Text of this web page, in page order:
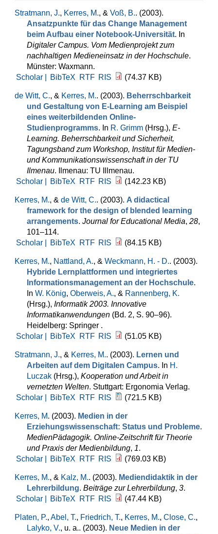
Stratmann, J., Kerres, M., & Voß, B.. (2003).
Ansatzpunkte für das Change Management
beim Aufbau einer Notebook-Universität. In
Digitaler Campus. Vom Medienprojekt zum
nachhaltigen Medieneinsatz in der Hochschule.
Münster: Waxmann.
Scholar |
BibTeX RTF RIS (74.37 KB)
de Witt, C., & Kerres, M.. (2003). Beherrschbarkeit
und Gestaltung von E-Learning am Beispiel
eines weiterbildenden Online-
Studienprogramms. In R. Grimm (Hrsg.), E-
Learning. Beherrschbarkeit und Sicherheit,
Tagungsband zum Workshop, Institut für Medien-
und Kommunikationswissenschaft in der TU
Ilmenau. Ilmenau: TU Illmenau.
Scholar |
BibTeX RTF RIS (142.23 KB)
Kerres, M., & de Witt, C.. (2003). A didactical
framework for the design of blended learning
arrangements. Journal for Educational Media, 28,
101–114.
Scholar |
BibTeX RTF RIS (84.15 KB)
Kerres, M., Nattland, A., & Weckmann, H. - D.. (2003).
Hybride Lernplattformen und integriertes
Informationsmanagement an der Hochschule.
In W. König, Oberweis, A., & Rannenberg, K.
(Hrsg.), Informatik 2003. Innovative
Informatikanwendungen (Bd. 2, S. 90–96).
Heidelberg: Springer .
Scholar |
BibTeX RTF RIS (51.05 KB)
Stratmann, J., & Kerres, M.. (2003). Lernen und
Arbeiten auf dem Digitalen Campus. In H.
Luczak (Hrsg.), Kooperation und Arbeit in
vernetzten Welten. Stuttgart: Ergonomia Verlag.
Scholar |
BibTeX RTF RIS (721.5 KB)
Kerres, M. (2003). Medien in der
Erziehungswissenschaft: Status und Probleme.
MedienPädagogik. Online-Zeitschrift für Theorie
und Praxis der Medienbildung, 1.
Scholar |
BibTeX RTF RIS (769.03 KB)
Kerres, M., & Kalz, M.. (2003). Mediendidaktik in der
Lehrerbildung. Beiträge zur Lehrerbildung, 3.
Scholar |
BibTeX RTF RIS (47.44 KB)
Platen, P., Abel, T., Friedrich, T., Kerres, M., Close, C.,
Lalyko, V., u. a.. (2003). Neue Medien in der